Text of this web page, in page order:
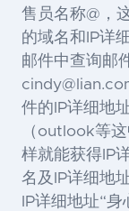
售员名称@ ，
的域名和 IP详
邮件中查询邮
件的 IP详细地
（ outlook等
样就能获得 IP
名及 IP详细地
IP详细地址“身